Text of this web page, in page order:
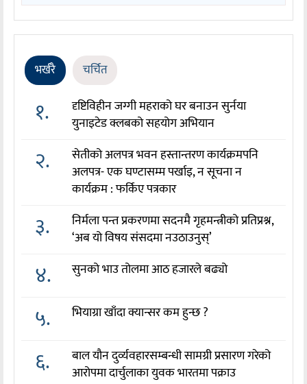
भर्खरै चर्चित
१.
दृष्टिविहीन जग्गी महराको घर बनाउन सुर्नया
युनाइटेड क्लबको सहयोग अभियान
२.
सेतीको अलपत्र भवन हस्तान्तरण कार्यक्रमपनि
अलपत्र- एक घण्टासम्म पर्खाइ, न सूचना न
कार्यक्रम : फर्किए पत्रकार
३.
निर्मला पन्त प्रकरणमा सदनमै गृहमन्त्रीको प्रतिप्रश्न,
‘अब यो विषय संसदमा नउठाउनुस्’
४. सुनको भाउ तोलमा आठ हजारले बढ्यो
५. भियाग्रा खाँदा क्यान्सर कम हुन्छ ?
६.
बाल यौन दुर्व्यवहारसम्बन्धी सामग्री प्रसारण गरेको
आरोपमा दार्चुलाका युवक भारतमा पक्राउ